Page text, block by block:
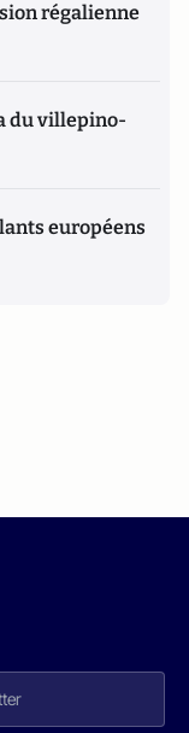
régalienne
du villepino-
européens